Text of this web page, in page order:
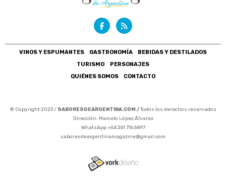
VINOS Y ESPUMANTES GASTRONOMÍA
BEBIDAS Y DESTILADOS
TURISMO
PERSONAJES
QUIÉNES SOMOS
CONTACTO
© Copyright 2023 / SABORESDEARGENTINA.COM /Todos los derechos reservados
Dirección: Marcelo López Álvarez
WhatsApp +54 261 716 6897
saboresdeargentinamagazine@gmail.com